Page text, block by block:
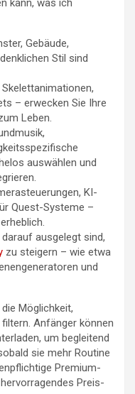
kann, was ich
Gebäude,
Stil sind
– erwecken Sie Ihre
Leben.
auswählen und
KI-
Quest-Systeme –
ausgelegt sind,
zu steigern – wie etwa
und
Möglichkeit,
Anfänger können
um begleitend
sie mehr Routine
Premium-
Preis-